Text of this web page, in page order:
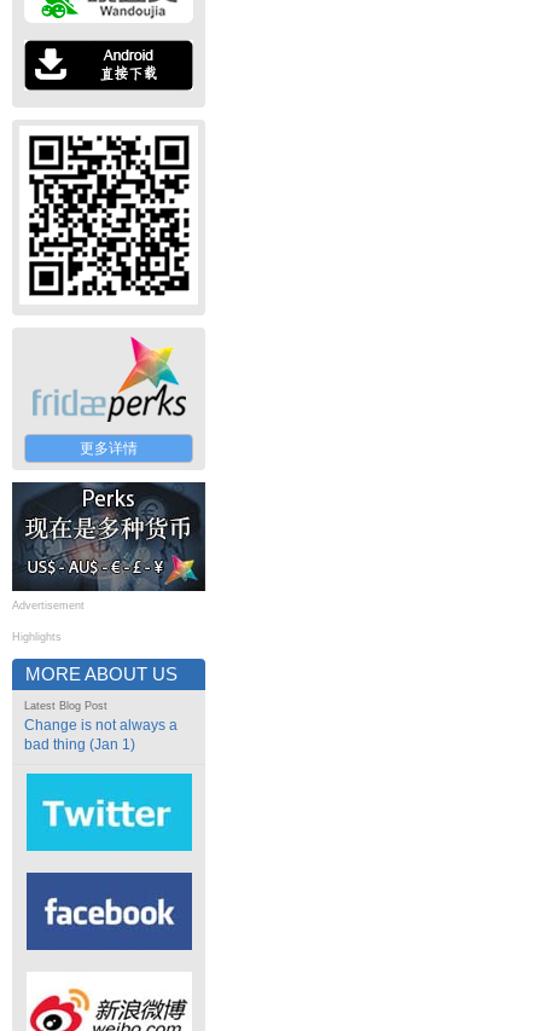
更多详情
Advertisement
Highlights
MORE ABOUT US
Latest Blog Post
Change is not always a
bad thing (Jan 1)